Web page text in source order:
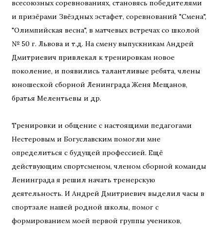
всесоюзных соревнованиях, становясь победителями
и призёрами Звёздных эстафет, соревнований "Смена",
"Олимпийская весна", в матчевых встречах со школой
№ 50 г. Львова и т.д. На смену выпускникам Андрей
Дмитриевич привлекал к тренировкам новое
поколение, и появились талантливые ребята, члены
юношеской сборной Ленинграда Женя Мещанов,
братья Мелентьевы и др.
Тренировки и общение с настоящими педагогами
Нестеровым и Богуславским помогли мне
определиться с будущей профессией. Ещё
действующим спортсменом, членом сборной команды
Ленинграда я решил начать тренерскую
деятельность. И Андрей Дмитриевич выделил часы в
спортзале нашей родной школы, помог с
формированием моей первой группы учеников,